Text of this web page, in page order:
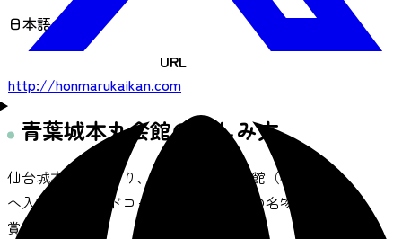
日本語のみ
URL
http://honmarukaikan.com
青葉城本丸会館の楽しみ方
仙台城本丸路を回り、青葉城資料展示館（有料）
へ入館し、フードコートで仙台・宮城の名物をご
賞味。